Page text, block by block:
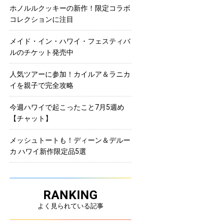
ホノルルクッキーの新作！限定コラボ
コレクションに注目
メイド・イン・ハワイ・フェスティバ
ルのチケット発売中
人気ツアーに参加！カイルア＆ラニカ
イを親子で完全攻略
今週ハワイで起こったこと7月5週め
【チャット】
メッシュトートも！ディーン＆デルー
カ ハワイ新作限定品5選
RANKING
よく見られている記事